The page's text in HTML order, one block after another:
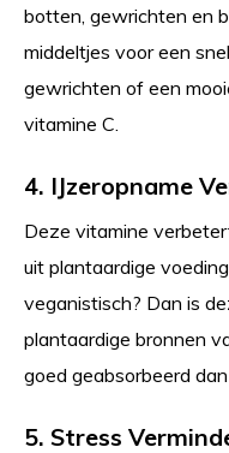
botten, gewrichten en
middeltjes voor een
gewrichten of een
vitamine C.
4. IJzeropname
Deze vitamine
uit plantaardige
veganistisch? Dan is
plantaardige bronnen
goed geabsorbeerd
5. Stress